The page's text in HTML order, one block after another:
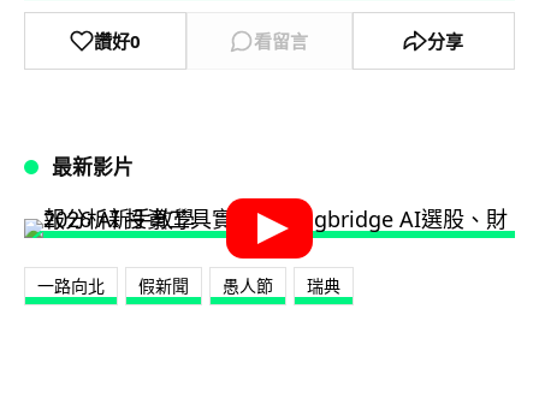
讚好0 看留言 分享
最新影片
一路向北 假新聞 愚人節 瑞典